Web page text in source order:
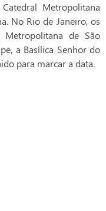
Metropolitana
No Rio de Janeiro, os
de São
a Basílica Senhor do
para marcar a data.